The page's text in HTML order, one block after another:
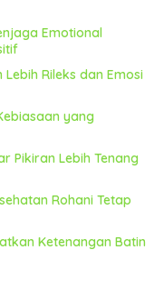
sekadar absennya
positif yang
spiritual, dan
rohani yang baik
hubungan yang
dan menghadapi
kesehatan
termasuk
harga diri, dan
tanda-tanda
sosial, penurunan
Emotional
Rileks dan Emosi
yang
Pikiran Lebih Tenang
Rohani Tetap
Ketenangan Batin